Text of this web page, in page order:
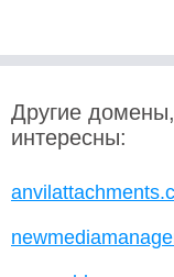
Другие
интересны: